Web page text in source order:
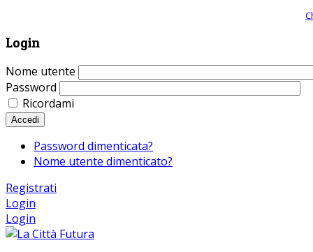
Login
Nome utente
Password
Ricordami
Accedi
Password dimenticata?
Nome utente dimenticato?
Registrati
Login
Login